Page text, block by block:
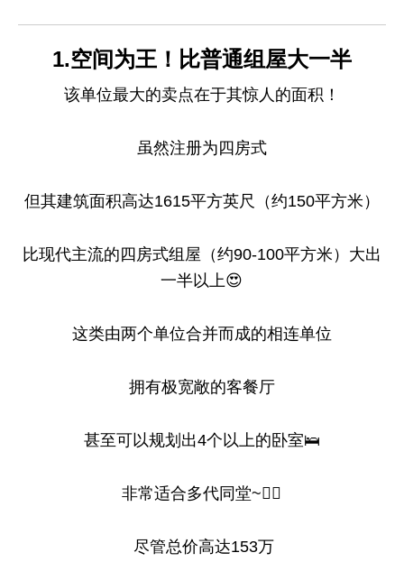
1.空间为王！比普通组屋大一半
该单位最大的卖点在于其惊人的面积！
虽然注册为四房式
但其建筑面积高达1615平方英尺（约150平方米）
比现代主流的四房式组屋（约90-100平方米）大出
一半以上😍
这类由两个单位合并而成的相连单位
拥有极宽敞的客餐厅
甚至可以规划出4个以上的卧室🛌
非常适合多代同堂~👍🏻
尽管总价高达153万